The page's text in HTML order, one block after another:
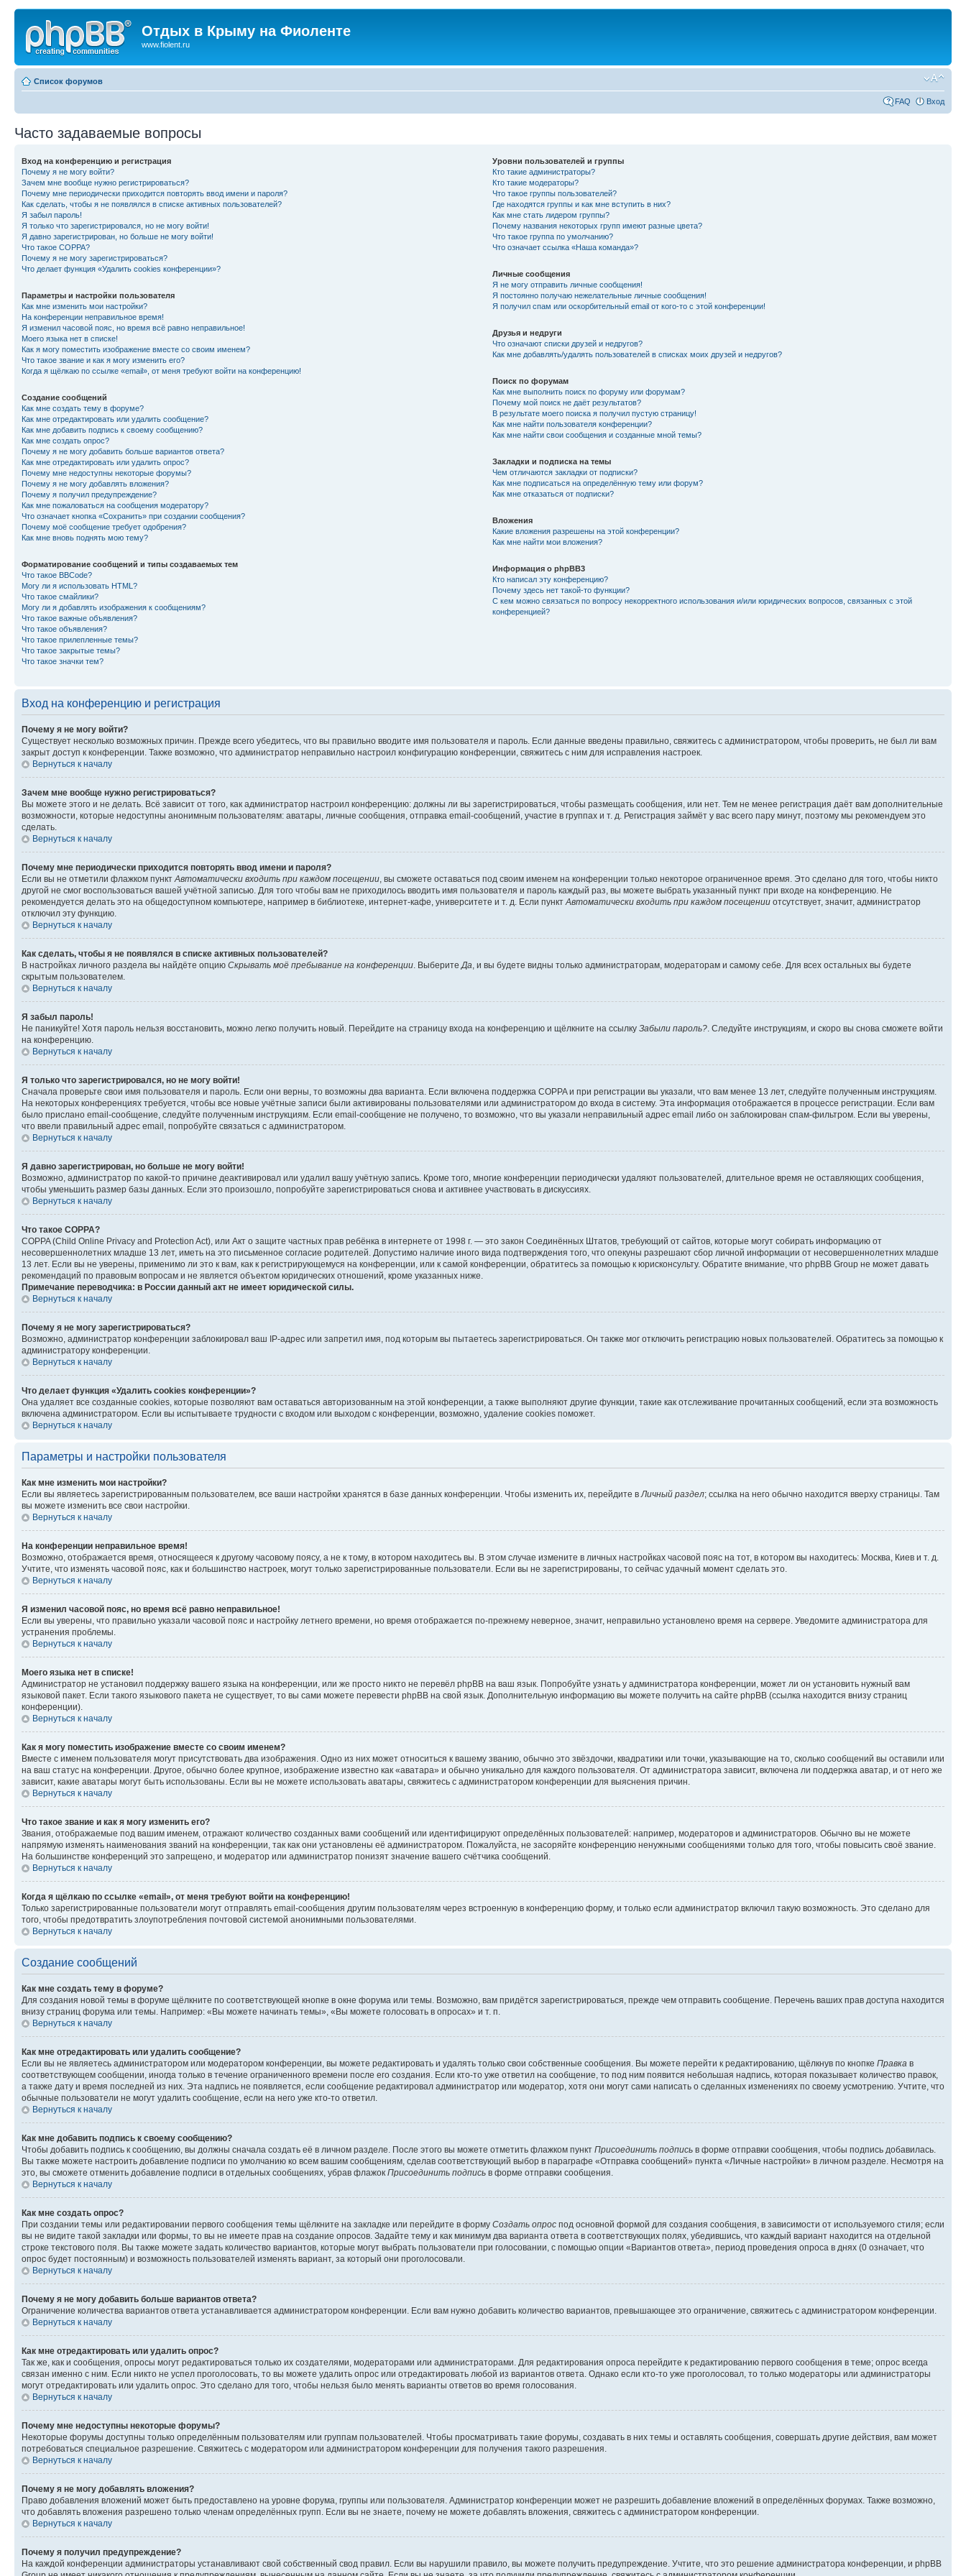
Отдых в Крыму на Фиоленте
www.fiolent.ru
Список форумов
FAQ Вход
Часто задаваемые вопросы
Вход на конференцию и регистрация
Почему я не могу войти?
Зачем мне вообще нужно регистрироваться?
Почему мне периодически приходится повторять ввод имени и пароля?
Как сделать, чтобы я не появлялся в списке активных пользователей?
Я забыл пароль!
Я только что зарегистрировался, но не могу войти!
Я давно зарегистрирован, но больше не могу войти!
Что такое COPPA?
Почему я не могу зарегистрироваться?
Что делает функция «Удалить cookies конференции»?
Параметры и настройки пользователя
Как мне изменить мои настройки?
На конференции неправильное время!
Я изменил часовой пояс, но время всё равно неправильное!
Моего языка нет в списке!
Как я могу поместить изображение вместе со своим именем?
Что такое звание и как я могу изменить его?
Когда я щёлкаю по ссылке «email», от меня требуют войти на конференцию!
Создание сообщений
Как мне создать тему в форуме?
Как мне отредактировать или удалить сообщение?
Как мне добавить подпись к своему сообщению?
Как мне создать опрос?
Почему я не могу добавить больше вариантов ответа?
Как мне отредактировать или удалить опрос?
Почему мне недоступны некоторые форумы?
Почему я не могу добавлять вложения?
Почему я получил предупреждение?
Как мне пожаловаться на сообщения модератору?
Что означает кнопка «Сохранить» при создании сообщения?
Почему моё сообщение требует одобрения?
Как мне вновь поднять мою тему?
Форматирование сообщений и типы создаваемых тем
Что такое BBCode?
Могу ли я использовать HTML?
Что такое смайлики?
Могу ли я добавлять изображения к сообщениям?
Что такое важные объявления?
Что такое объявления?
Что такое прилепленные темы?
Что такое закрытые темы?
Что такое значки тем?
Уровни пользователей и группы
Кто такие администраторы?
Кто такие модераторы?
Что такое группы пользователей?
Где находятся группы и как мне вступить в них?
Как мне стать лидером группы?
Почему названия некоторых групп имеют разные цвета?
Что такое группа по умолчанию?
Что означает ссылка «Наша команда»?
Личные сообщения
Я не могу отправить личные сообщения!
Я постоянно получаю нежелательные личные сообщения!
Я получил спам или оскорбительный email от кого-то с этой конференции!
Друзья и недруги
Что означают списки друзей и недругов?
Как мне добавлять/удалять пользователей в списках моих друзей и недругов?
Поиск по форумам
Как мне выполнить поиск по форуму или форумам?
Почему мой поиск не даёт результатов?
В результате моего поиска я получил пустую страницу!
Как мне найти пользователя конференции?
Как мне найти свои сообщения и созданные мной темы?
Закладки и подписка на темы
Чем отличаются закладки от подписки?
Как мне подписаться на определённую тему или форум?
Как мне отказаться от подписки?
Вложения
Какие вложения разрешены на этой конференции?
Как мне найти мои вложения?
Информация о phpBB3
Кто написал эту конференцию?
Почему здесь нет такой-то функции?
С кем можно связаться по вопросу некорректного использования и/или юридических вопросов, связанных с этой
конференцией?
Вход на конференцию и регистрация
Почему я не могу войти?
Существует несколько возможных причин. Прежде всего убедитесь, что вы правильно вводите имя пользователя и пароль. Если данные введены правильно, свяжитесь с администратором, чтобы проверить, не был ли вам
закрыт доступ к конференции. Также возможно, что администратор неправильно настроил конфигурацию конференции, свяжитесь с ним для исправления настроек.
Вернуться к началу
Зачем мне вообще нужно регистрироваться?
Вы можете этого и не делать. Всё зависит от того, как администратор настроил конференцию: должны ли вы зарегистрироваться, чтобы размещать сообщения, или нет. Тем не менее регистрация даёт вам дополнительные
возможности, которые недоступны анонимным пользователям: аватары, личные сообщения, отправка email-сообщений, участие в группах и т. д. Регистрация займёт у вас всего пару минут, поэтому мы рекомендуем это
сделать.
Вернуться к началу
Почему мне периодически приходится повторять ввод имени и пароля?
Если вы не отметили флажком пункт Автоматически входить при каждом посещении , вы сможете оставаться под своим именем на конференции только некоторое ограниченное время. Это сделано для того, чтобы никто
другой не смог воспользоваться вашей учётной записью. Для того чтобы вам не приходилось вводить имя пользователя и пароль каждый раз, вы можете выбрать указанный пункт при входе на конференцию. Не
рекомендуется делать это на общедоступном компьютере, например в библиотеке, интернет-кафе, университете и т. д. Если пункт Автоматически входить при каждом посещении отсутствует, значит, администратор
отключил эту функцию.
Вернуться к началу
Как сделать, чтобы я не появлялся в списке активных пользователей?
В настройках личного раздела вы найдёте опцию Скрывать моё пребывание на конференции . Выберите Да , и вы будете видны только администраторам, модераторам и самому себе. Для всех остальных вы будете
скрытым пользователем.
Вернуться к началу
Я забыл пароль!
Не паникуйте! Хотя пароль нельзя восстановить, можно легко получить новый. Перейдите на страницу входа на конференцию и щёлкните на ссылку Забыли пароль? . Следуйте инструкциям, и скоро вы снова сможете войти
на конференцию.
Вернуться к началу
Я только что зарегистрировался, но не могу войти!
Сначала проверьте свои имя пользователя и пароль. Если они верны, то возможны два варианта. Если включена поддержка COPPA и при регистрации вы указали, что вам менее 13 лет, следуйте полученным инструкциям.
На некоторых конференциях требуется, чтобы все новые учётные записи были активированы пользователями или администратором до входа в систему. Эта информация отображается в процессе регистрации. Если вам
было прислано email-сообщение, следуйте полученным инструкциям. Если email-сообщение не получено, то возможно, что вы указали неправильный адрес email либо он заблокирован спам-фильтром. Если вы уверены,
что ввели правильный адрес email, попробуйте связаться с администратором.
Вернуться к началу
Я давно зарегистрирован, но больше не могу войти!
Возможно, администратор по какой-то причине деактивировал или удалил вашу учётную запись. Кроме того, многие конференции периодически удаляют пользователей, длительное время не оставляющих сообщения,
чтобы уменьшить размер базы данных. Если это произошло, попробуйте зарегистрироваться снова и активнее участвовать в дискуссиях.
Вернуться к началу
Что такое COPPA?
COPPA (Child Online Privacy and Protection Act), или Акт о защите частных прав ребёнка в интернете от 1998 г. — это закон Соединённых Штатов, требующий от сайтов, которые могут собирать информацию от
несовершеннолетних младше 13 лет, иметь на это письменное согласие родителей. Допустимо наличие иного вида подтверждения того, что опекуны разрешают сбор личной информации от несовершеннолетних младше
13 лет. Если вы не уверены, применимо ли это к вам, как к регистрирующемуся на конференции, или к самой конференции, обратитесь за помощью к юрисконсульту. Обратите внимание, что phpBB Group не может давать
рекомендаций по правовым вопросам и не является объектом юридических отношений, кроме указанных ниже.
Примечание переводчика: в России данный акт не имеет юридической силы.
Вернуться к началу
Почему я не могу зарегистрироваться?
Возможно, администратор конференции заблокировал ваш IP-адрес или запретил имя, под которым вы пытаетесь зарегистрироваться. Он также мог отключить регистрацию новых пользователей. Обратитесь за помощью к
администратору конференции.
Вернуться к началу
Что делает функция «Удалить cookies конференции»?
Она удаляет все созданные cookies, которые позволяют вам оставаться авторизованным на этой конференции, а также выполняют другие функции, такие как отслеживание прочитанных сообщений, если эта возможность
включена администратором. Если вы испытываете трудности с входом или выходом с конференции, возможно, удаление cookies поможет.
Вернуться к началу
Параметры и настройки пользователя
Как мне изменить мои настройки?
Если вы являетесь зарегистрированным пользователем, все ваши настройки хранятся в базе данных конференции. Чтобы изменить их, перейдите в Личный раздел; ссылка на него обычно находится вверху страницы. Там
вы можете изменить все свои настройки.
Вернуться к началу
На конференции неправильное время!
Возможно, отображается время, относящееся к другому часовому поясу, а не к тому, в котором находитесь вы. В этом случае измените в личных настройках часовой пояс на тот, в котором вы находитесь: Москва, Киев и т. д.
Учтите, что изменять часовой пояс, как и большинство настроек, могут только зарегистрированные пользователи. Если вы не зарегистрированы, то сейчас удачный момент сделать это.
Вернуться к началу
Я изменил часовой пояс, но время всё равно неправильное!
Если вы уверены, что правильно указали часовой пояс и настройку летнего времени, но время отображается по-прежнему неверное, значит, неправильно установлено время на сервере. Уведомите администратора для
устранения проблемы.
Вернуться к началу
Моего языка нет в списке!
Администратор не установил поддержку вашего языка на конференции, или же просто никто не перевёл phpBB на ваш язык. Попробуйте узнать у администратора конференции, может ли он установить нужный вам
языковой пакет. Если такого языкового пакета не существует, то вы сами можете перевести phpBB на свой язык. Дополнительную информацию вы можете получить на сайте phpBB (ссылка находится внизу страниц
конференции).
Вернуться к началу
Как я могу поместить изображение вместе со своим именем?
Вместе с именем пользователя могут присутствовать два изображения. Одно из них может относиться к вашему званию, обычно это звёздочки, квадратики или точки, указывающие на то, сколько сообщений вы оставили или
на ваш статус на конференции. Другое, обычно более крупное, изображение известно как «аватара» и обычно уникально для каждого пользователя. От администратора зависит, включена ли поддержка аватар, и от него же
зависит, какие аватары могут быть использованы. Если вы не можете использовать аватары, свяжитесь с администратором конференции для выяснения причин.
Вернуться к началу
Что такое звание и как я могу изменить его?
Звания, отображаемые под вашим именем, отражают количество созданных вами сообщений или идентифицируют определённых пользователей: например, модераторов и администраторов. Обычно вы не можете
напрямую изменять наименования званий на конференции, так как они установлены её администратором. Пожалуйста, не засоряйте конференцию ненужными сообщениями только для того, чтобы повысить своё звание.
На большинстве конференций это запрещено, и модератор или администратор понизят значение вашего счётчика сообщений.
Вернуться к началу
Когда я щёлкаю по ссылке «email», от меня требуют войти на конференцию!
Только зарегистрированные пользователи могут отправлять email-сообщения другим пользователям через встроенную в конференцию форму, и только если администратор включил такую возможность. Это сделано для
того, чтобы предотвратить злоупотребления почтовой системой анонимными пользователями.
Вернуться к началу
Создание сообщений
Как мне создать тему в форуме?
Для создания новой темы в форуме щёлкните по соответствующей кнопке в окне форума или темы. Возможно, вам придётся зарегистрироваться, прежде чем отправить сообщение. Перечень ваших прав доступа находится
внизу страниц форума или темы. Например: «Вы можете начинать темы», «Вы можете голосовать в опросах» и т. п.
Вернуться к началу
Как мне отредактировать или удалить сообщение?
Если вы не являетесь администратором или модератором конференции, вы можете редактировать и удалять только свои собственные сообщения. Вы можете перейти к редактированию, щёлкнув по кнопке Правка в
соответствующем сообщении, иногда только в течение ограниченного времени после его создания. Если кто-то уже ответил на сообщение, то под ним появится небольшая надпись, которая показывает количество правок,
а также дату и время последней из них. Эта надпись не появляется, если сообщение редактировал администратор или модератор, хотя они могут сами написать о сделанных изменениях по своему усмотрению. Учтите, что
обычные пользователи не могут удалить сообщение, если на него уже кто-то ответил.
Вернуться к началу
Как мне добавить подпись к своему сообщению?
Чтобы добавить подпись к сообщению, вы должны сначала создать её в личном разделе. После этого вы можете отметить флажком пункт Присоединить подпись в форме отправки сообщения, чтобы подпись добавилась.
Вы также можете настроить добавление подписи по умолчанию ко всем вашим сообщениям, сделав соответствующий выбор в параграфе «Отправка сообщений» пункта «Личные настройки» в личном разделе. Несмотря на
это, вы сможете отменить добавление подписи в отдельных сообщениях, убрав флажок Присоединить подпись в форме отправки сообщения.
Вернуться к началу
Как мне создать опрос?
При создании темы или редактировании первого сообщения темы щёлкните на закладке или перейдите в форму Создать опрос под основной формой для создания сообщения, в зависимости от используемого стиля; если
вы не видите такой закладки или формы, то вы не имеете прав на создание опросов. Задайте тему и как минимум два варианта ответа в соответствующих полях, убедившись, что каждый вариант находится на отдельной
строке текстового поля. Вы также можете задать количество вариантов, которые могут выбрать пользователи при голосовании, с помощью опции «Вариантов ответа», период проведения опроса в днях (0 означает, что
опрос будет постоянным) и возможность пользователей изменять вариант, за который они проголосовали.
Вернуться к началу
Почему я не могу добавить больше вариантов ответа?
Ограничение количества вариантов ответа устанавливается администратором конференции. Если вам нужно добавить количество вариантов, превышающее это ограничение, свяжитесь с администратором конференции.
Вернуться к началу
Как мне отредактировать или удалить опрос?
Так же, как и сообщения, опросы могут редактироваться только их создателями, модераторами или администраторами. Для редактирования опроса перейдите к редактированию первого сообщения в теме; опрос всегда
связан именно с ним. Если никто не успел проголосовать, то вы можете удалить опрос или отредактировать любой из вариантов ответа. Однако если кто-то уже проголосовал, то только модераторы или администраторы
могут отредактировать или удалить опрос. Это сделано для того, чтобы нельзя было менять варианты ответов во время голосования.
Вернуться к началу
Почему мне недоступны некоторые форумы?
Некоторые форумы доступны только определённым пользователям или группам пользователей. Чтобы просматривать такие форумы, создавать в них темы и оставлять сообщения, совершать другие действия, вам может
потребоваться специальное разрешение. Свяжитесь с модератором или администратором конференции для получения такого разрешения.
Вернуться к началу
Почему я не могу добавлять вложения?
Право добавления вложений может быть предоставлено на уровне форума, группы или пользователя. Администратор конференции может не разрешить добавление вложений в определённых форумах. Также возможно,
что добавлять вложения разрешено только членам определённых групп. Если вы не знаете, почему не можете добавлять вложения, свяжитесь с администратором конференции.
Вернуться к началу
Почему я получил предупреждение?
На каждой конференции администраторы устанавливают свой собственный свод правил. Если вы нарушили правило, вы можете получить предупреждение. Учтите, что это решение администратора конференции, и phpBB